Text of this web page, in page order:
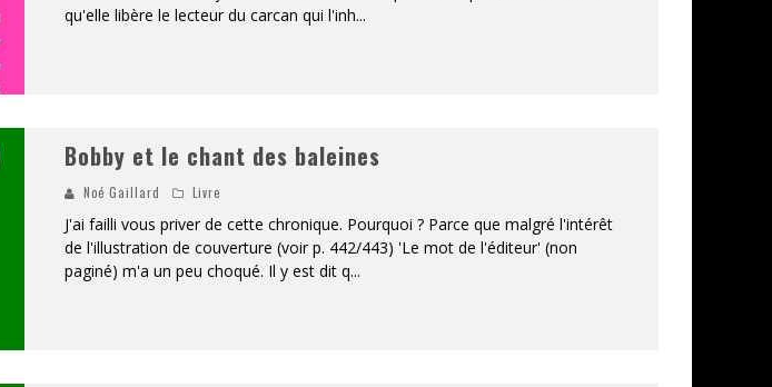
qu'elle libère le lecteur du carcan qui l'inh...
Bobby et le chant des baleines
Noé Gaillard Livre
J'ai failli vous priver de cette chronique. Pourquoi ? Parce que malgré l'intérêt
de l'illustration de couverture (voir p. 442/443) 'Le mot de l'éditeur' (non
paginé) m'a un peu choqué. Il y est dit q...